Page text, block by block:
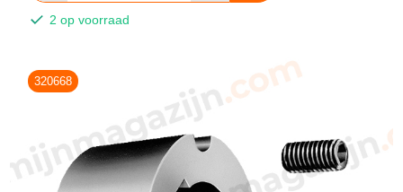
2 op voorraad
320668